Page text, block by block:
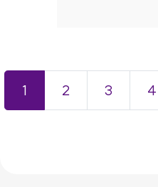
1 2 3 4